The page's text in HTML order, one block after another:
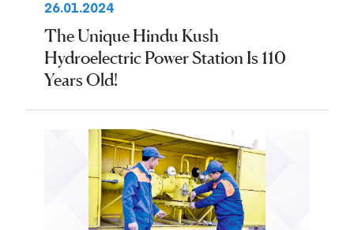
26.01.2024
The Unique Hindu Kush
Hydroelectric Power Station Is 110
Years Old!